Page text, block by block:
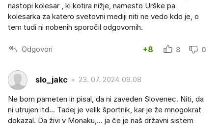
nastopi kolesar , ki kotira nižje, namesto Urške pa
kolesarka za katero svetovni mediji niti ne vedo kdo je, o
tem tudi ni nobenih sporočil odgovornih.
Odgovori +8 8 0
slo_jakc 23. 07. 2024 09.08
Ne bom pameten in pisal, da ni zaveden Slovenec. Niti, da
ni utrujen itd... Tadej je velik športnik, kar je že mnogokrat
dokazal. Da živi v Monaku,... ja če je naš državni sistem